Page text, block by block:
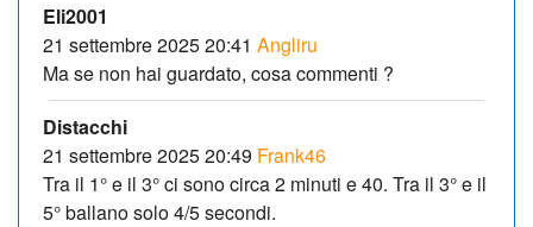
Eli2001
21 settembre 2025 20:41 Angliru
Ma se non hai guardato, cosa commenti ?
Distacchi
21 settembre 2025 20:49 Frank46
Tra il 1° e il 3° ci sono circa 2 minuti e 40. Tra il 3° e il
5° ballano solo 4/5 secondi.